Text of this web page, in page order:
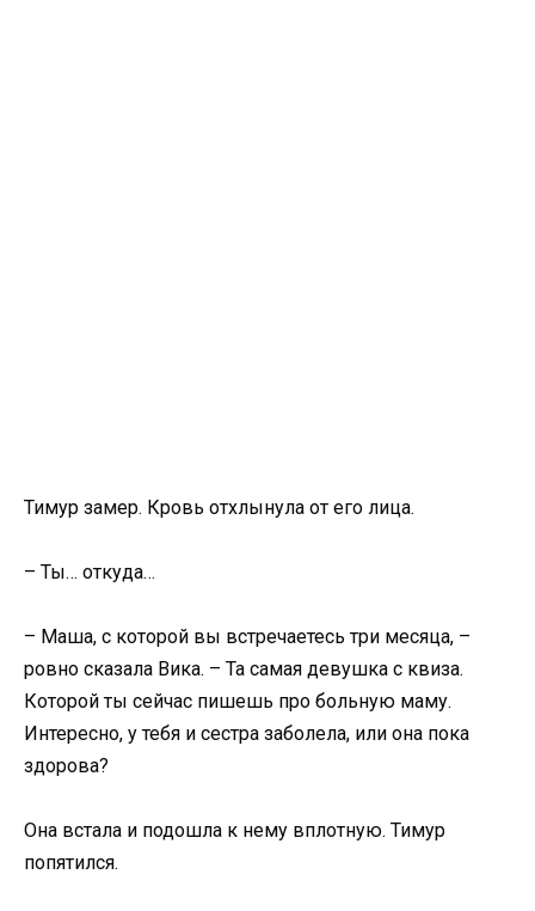
Тимур замер. Кровь отхлынула от его лица.
– Ты… откуда…
– Маша, с которой вы встречаетесь три месяца, –
ровно сказала Вика. – Та самая девушка с квиза.
Которой ты сейчас пишешь про больную маму.
Интересно, у тебя и сестра заболела, или она пока
здорова?
Она встала и подошла к нему вплотную. Тимур
попятился.